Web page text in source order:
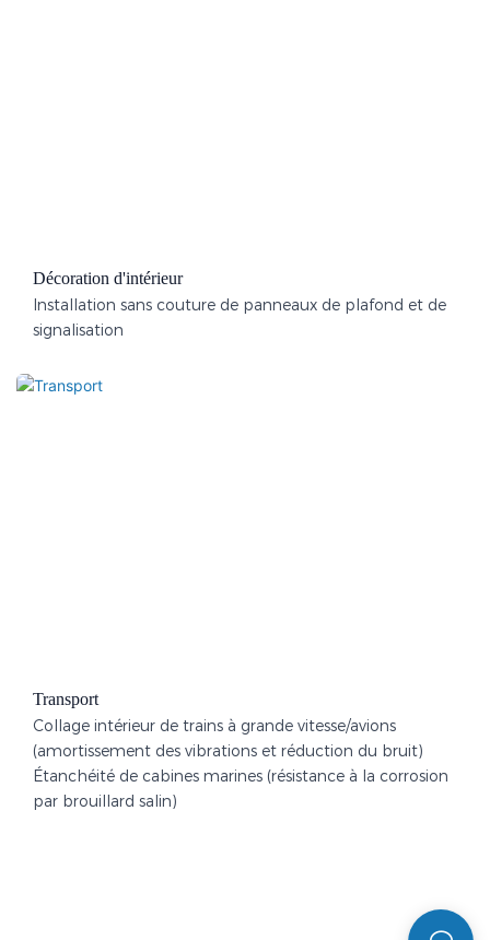
Décoration d'intérieur
Installation sans couture de panneaux de plafond et de
signalisation
Transport
Collage intérieur de trains à grande vitesse/avions
(amortissement des vibrations et réduction du bruit)
Étanchéité de cabines marines (résistance à la corrosion
par brouillard salin)